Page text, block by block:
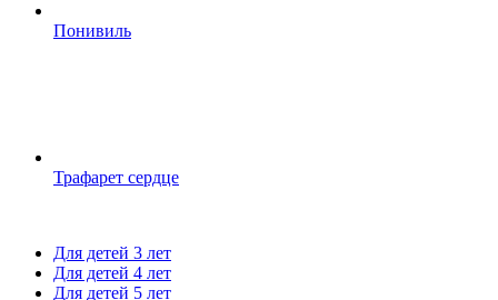
Понивиль
Трафарет сердце
Для детей 3 лет
Для детей 4 лет
Для детей 5 лет